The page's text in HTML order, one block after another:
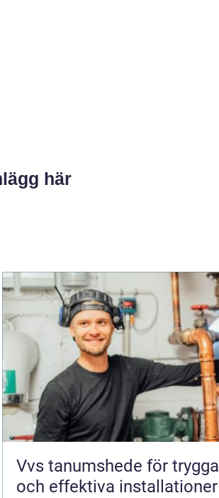
här
Vvs tanumshede för trygga
och effektiva installationer